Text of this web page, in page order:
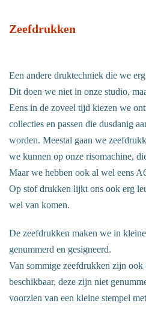
Zeefdrukken
Een andere druktechniek die we
Dit doen we niet in onze studio,
Eens in de zoveel tijd kiezen we
collecties en passen die dusdanig
worden. Meestal gaan we
we kunnen op onze risomachine,
Maar we hebben ook al wel eens
Op stof drukken lijkt ons ook erg
wel van komen.
De zeefdrukken maken we in
genummerd en gesigneerd.
Van sommige zeefdrukken zijn ook
beschikbaar, deze zijn niet
voorzien van een kleine stempel